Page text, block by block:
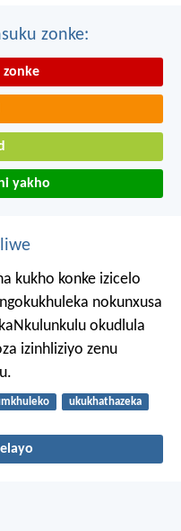
zonke:
zonke
yakho
kukho konke izicelo
nokunxusa
okudlula
izinhliziyo zenu
ukukhathazeka